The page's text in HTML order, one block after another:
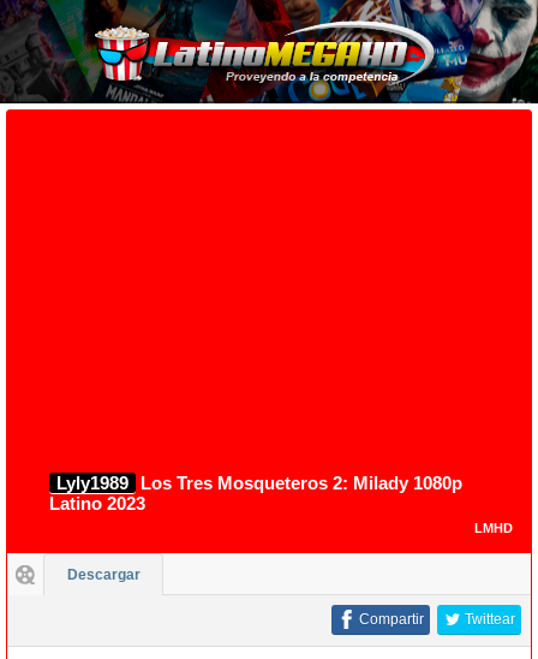
Lyly1989
Los Tres Mosqueteros 2: Milady 1080p
Latino 2023
LMHD
Descargar
Twittear
Compartir